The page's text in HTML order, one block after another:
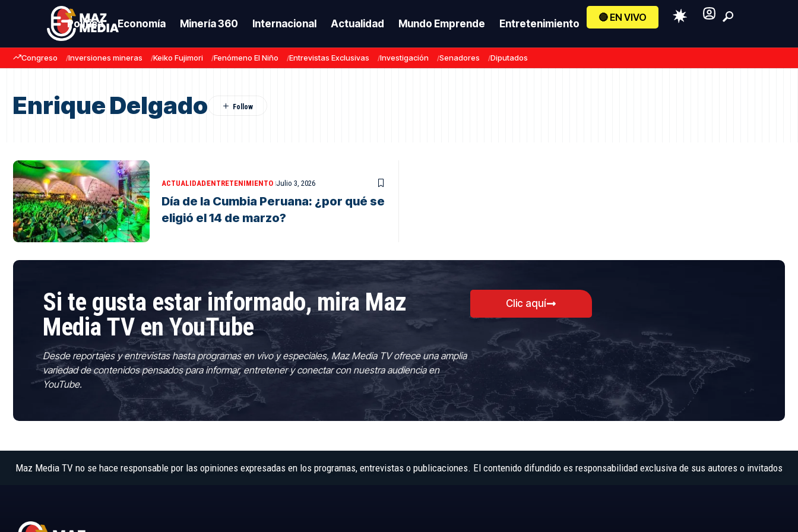
Política Economía Minería 360 Internacional Actualidad Mundo Emprende Entretenimiento
🔴 EN VIVO
Congreso Inversiones mineras Keiko Fujimori Fenómeno El Niño Entrevistas Exclusivas Investigación Senadores Diputados
Enrique Delgado
ACTUALIDADENTRETENIMIENTO Julio 3, 2026
Día de la Cumbia Peruana: ¿por qué se
eligió el 14 de marzo?
Si te gusta estar informado, mira Maz
Media TV en YouTube
Desde reportajes y entrevistas hasta programas en vivo y especiales, Maz Media TV ofrece una amplia
variedad de contenidos pensados para informar, entretener y conectar con nuestra audiencia en
YouTube.
Clic aquí
Maz Media TV no se hace responsable por las opiniones expresadas en los programas, entrevistas o publicaciones. El contenido difundido es responsabilidad exclusiva de sus autores o invitados